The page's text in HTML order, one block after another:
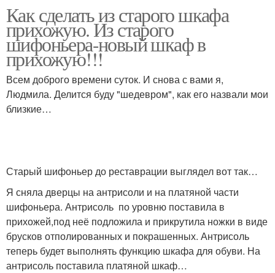
Как сделать из старого шкафа
прихожую. Из старого
шифоньера-новый шкаф в
прихожую!!!
Всем доброго времени суток. И снова с вами я,
Людмила. Делится буду "шедевром", как его назвали мои
близкие…
Старый шифоньер до реставрации выглядел вот так…
Я сняла дверцы на антрисоли и на платяной части
шифоньера. Антрисоль по уровню поставила в
прихожей,под неё подложила и прикрутила ножки в виде
брусков отполированных и покрашенных. Антрисоль
теперь будет выполнять функцию шкафа для обуви. На
антрисоль поставила платяной шкаф…